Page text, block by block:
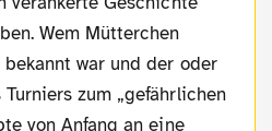
Wem Mütterchen
war und der oder
zum „gefährlichen
von Anfang an eine